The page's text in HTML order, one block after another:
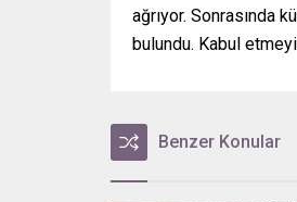
ağrıyor. Sonrasında
bulundu. Kabul
Benzer Konular